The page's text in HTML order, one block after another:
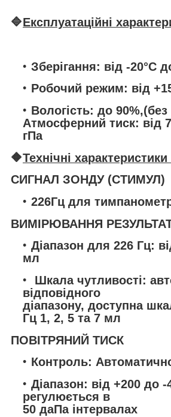
🔷Експлуатаційні
Зберігання: від -20°C
Робочий режим: від
Вологість: до 90%,(без
Атмосферний тиск: від
гПа
🔶Технічні
СИГНАЛ ЗОНДУ (СТИМУЛ)
226Гц для
ВИМІРЮВАННЯ
Діапазон для 226 Гц:
мл
Шкала чутливості:
відповідного
діапазону, доступна
Гц 1, 2, 5 та 7 мл
ПОВІТРЯНИЙ ТИСК
Контроль:
Діапазон: від +200 до
регулюється в
50 даПа інтервалах